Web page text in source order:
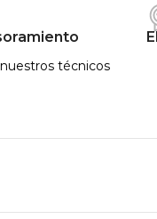
técnicos